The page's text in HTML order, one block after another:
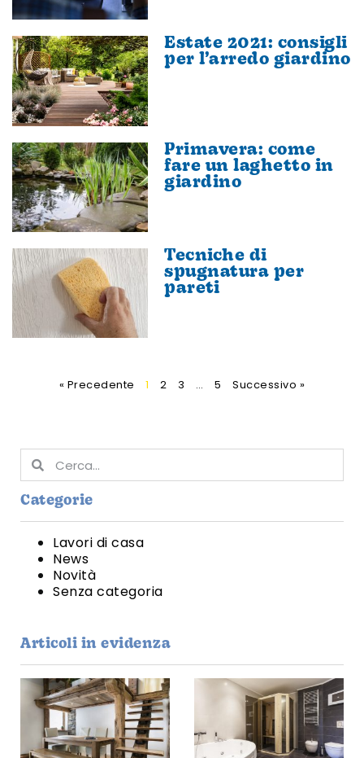
Estate 2021: consigli
per l’arredo giardino
Primavera: come
fare un laghetto in
giardino
Tecniche di
spugnatura per
pareti
« Precedente 1 2 3 … 5 Successivo »
Categorie
Lavori di casa
News
Novità
Senza categoria
Articoli in evidenza